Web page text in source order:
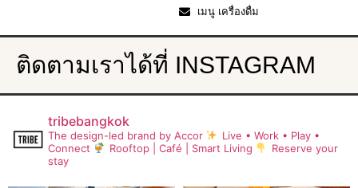
เมนู เครื่องดื่ม
ติดตามเราได้ที่ INSTAGRAM
tribebangkok
The design-led brand by Accor
Live • Work • Play •
Connect
Rooftop | Café | Smart Living
Reserve your
stay